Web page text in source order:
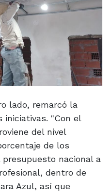
lado, remarcó la
iniciativas. "Con el
del nivel
de los
nacional a
dentro de
Azul, así que